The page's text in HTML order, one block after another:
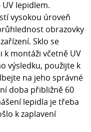
lepidlem.
vysokou úroveň
obrazovky
Sklo se
montáži včetně UV
výsledku, použijte k
na jeho správné
doba přibližně 60
lepidla je třeba
k zaplavení